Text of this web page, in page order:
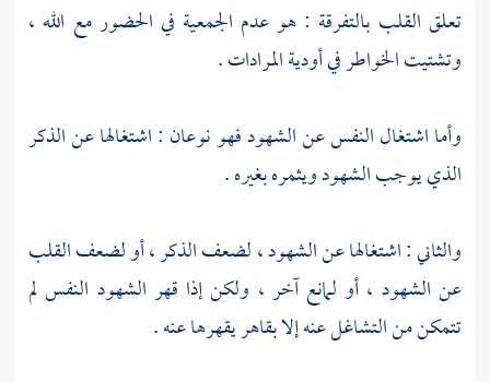
تعلق القلب بالتفرقة : هو عدم الجمعية في الحضور مع الله ،
وتشتيت الخواطر في أودية المرادات .
وأما اشتغال النفس عن الشهود فهو نوعان : اشتغالها عن الذكر
الذي يوجب الشهود ويثمره بغيره .
والثاني : اشتغالها عن الشهود ، لضعف الذكر ، أو لضعف القلب
عن الشهود ، أو لمانع آخر ، ولكن إذا قهر الشهود النفس لم
تتمكن من التشاغل عنه إلا بقاهر يقهرها عنه .